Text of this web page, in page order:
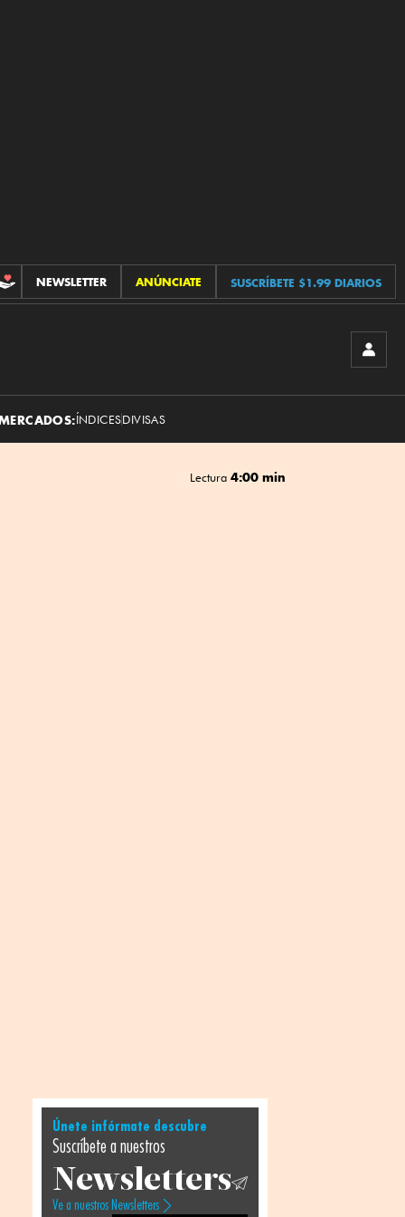
CONTRIBUCIONES
NEWSLETTER ANÚNCIATE SUSCRÍBETE $1.99 DIARIOS
ÍNDICESDIVISAS
Lectura 4:00 min
Únete infórmate descubre
Suscríbete a nuestros
Newsletters
Ve a nuestros Newsletters